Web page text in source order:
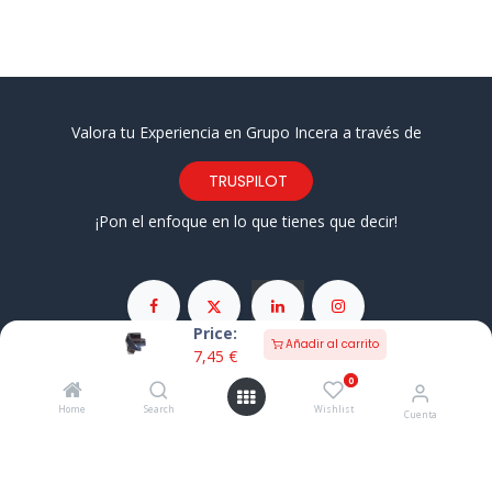
Price:
7,45 €
Añadir al carrito
Home Search
0
Wishlist Cuenta
Valora tu Experiencia en Grupo Incera a través de
TRUSPILOT
¡Pon el enfoque en lo que tienes que decir!
Barrio El Brusco 36 • Laredo CP 39770 • Cantabria
942 67 46 12
649 58 33 11